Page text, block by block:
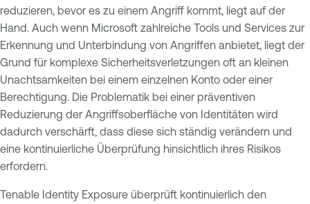
reduzieren, bevor es zu einem Angriff kommt, liegt auf der
Hand. Auch wenn Microsoft zahlreiche Tools und Services zur
Erkennung und Unterbindung von Angriffen anbietet, liegt der
Grund für komplexe Sicherheitsverletzungen oft an kleinen
Unachtsamkeiten bei einem einzelnen Konto oder einer
Berechtigung. Die Problematik bei einer präventiven
Reduzierung der Angriffsoberfläche von Identitäten wird
dadurch verschärft, dass diese sich ständig verändern und
eine kontinuierliche Überprüfung hinsichtlich ihres Risikos
erfordern.
Tenable Identity Exposure überprüft kontinuierlich den